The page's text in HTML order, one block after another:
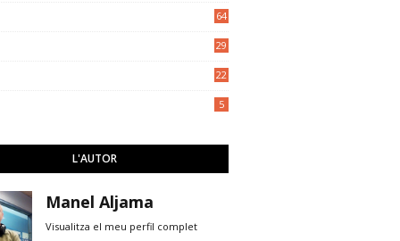
64
29
22
5
L'AUTOR
Manel Aljama
Visualitza el meu perfil complet